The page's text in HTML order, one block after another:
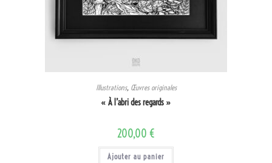
Illustrations, Œuvres originales
« À l’abri des regards »
200,00 €
Ajouter au panier